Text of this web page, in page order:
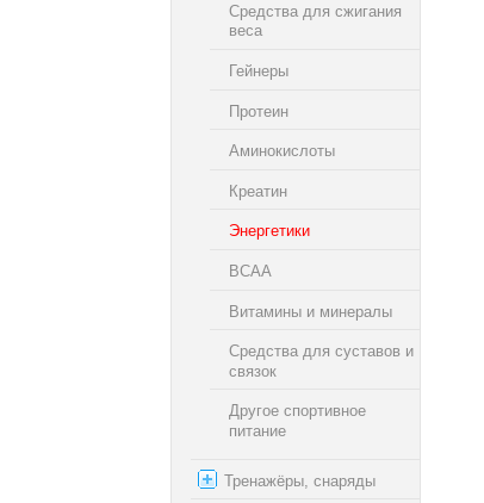
Средства для сжигания
веса
Гейнеры
Протеин
Аминокислоты
Креатин
Энергетики
BCAA
Витамины и минералы
Средства для суставов и
связок
Другое спортивное
питание
Тренажёры, снаряды